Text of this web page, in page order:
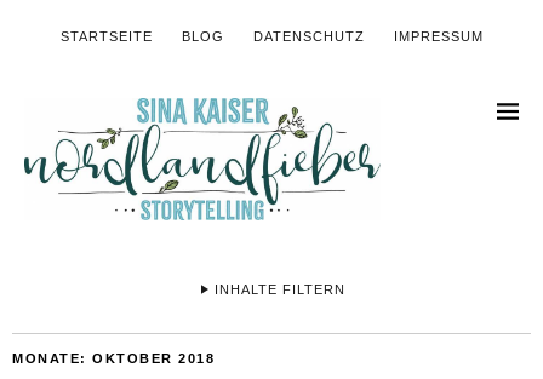
STARTSEITE BLOG DATENSCHUTZ IMPRESSUM
INHALTE FILTERN
MONATE: OKTOBER 2018